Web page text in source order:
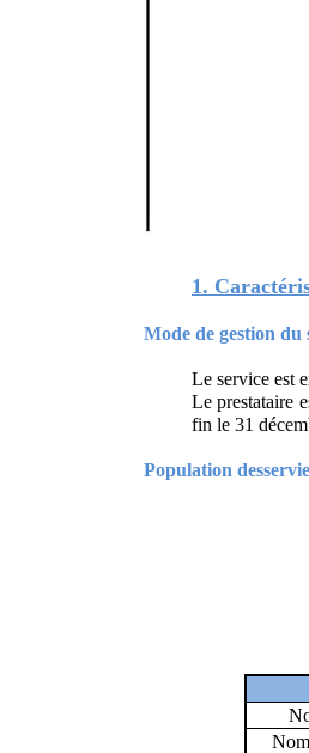
1.
Mode de gestion du
Le service est
Le prestataire
fin le 31
Population